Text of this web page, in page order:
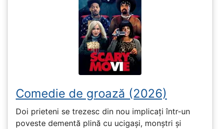
Comedie de groază (2026)
Doi prieteni se trezesc din nou implicați într-un
poveste dementă plină cu ucigași, monștri și